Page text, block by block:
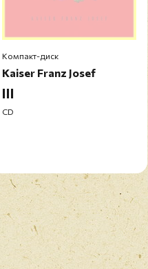
Компакт-диск
Kaiser Franz Josef
III
CD